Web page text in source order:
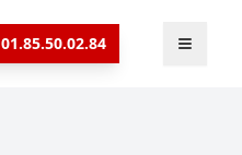
​01.85.50.02.84